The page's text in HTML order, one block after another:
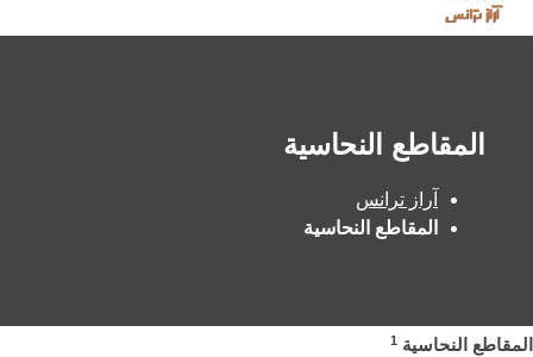
المقاطع النحاسية
آراز ترانس
المقاطع النحاسية
النحاسية